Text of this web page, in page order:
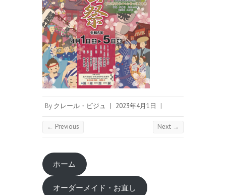
By クレール・ビジュ | 2023年4月1日 |
← Previous Next →
ホーム
オーダーメイド・お直し